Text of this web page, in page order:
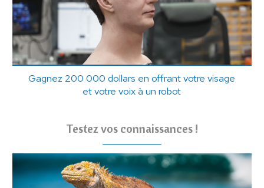
Gagnez 200 000 dollars en offrant votre visage
et votre voix à un robot
Testez vos connaissances !